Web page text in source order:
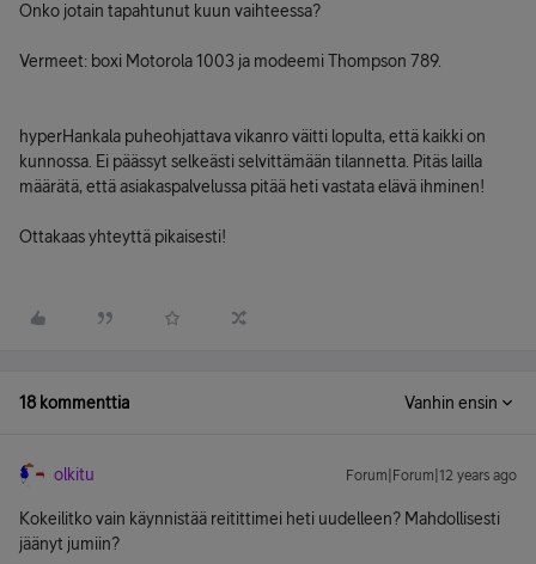
Onko jotain tapahtunut kuun vaihteessa?
Vermeet: boxi Motorola 1003 ja modeemi Thompson 789.
hyperHankala puheohjattava vikanro väitti lopulta, että kaikki on
kunnossa. Ei päässyt selkeästi selvittämään tilannetta. Pitäs lailla
määrätä, että asiakaspalvelussa pitää heti vastata elävä ihminen!
Ottakaas yhteyttä pikaisesti!
18 kommenttia Vanhin ensin
olkitu Forum|Forum|12 years ago
Kokeilitko vain käynnistää reitittimei heti uudelleen? Mahdollisesti
jäänyt jumiin?